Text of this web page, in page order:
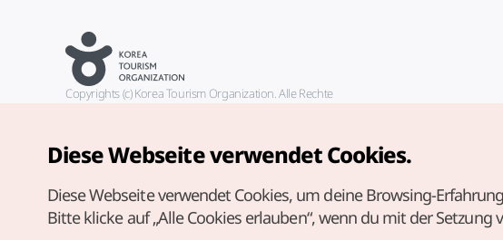
Copyrights (c) Korea Tourism Organization. Alle Rechte
german@knto.or.kr
Diese Webseite verwendet Cookies.
Diese Webseite verwendet Cookies, um deine Browsing-
Bitte klicke auf „Alle Cookies erlauben“, wenn du mit der Setzung